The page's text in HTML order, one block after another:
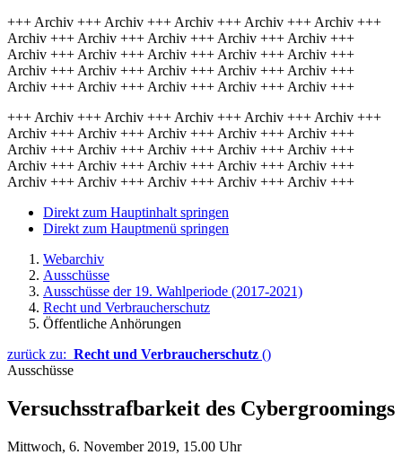
+++ Archiv +++ Archiv +++ Archiv +++ Archiv +++ Archiv +++
Archiv +++ Archiv +++ Archiv +++ Archiv +++ Archiv +++
Archiv +++ Archiv +++ Archiv +++ Archiv +++ Archiv +++
Archiv +++ Archiv +++ Archiv +++ Archiv +++ Archiv +++
Archiv +++ Archiv +++ Archiv +++ Archiv +++ Archiv +++
+++ Archiv +++ Archiv +++ Archiv +++ Archiv +++ Archiv +++
Archiv +++ Archiv +++ Archiv +++ Archiv +++ Archiv +++
Archiv +++ Archiv +++ Archiv +++ Archiv +++ Archiv +++
Archiv +++ Archiv +++ Archiv +++ Archiv +++ Archiv +++
Archiv +++ Archiv +++ Archiv +++ Archiv +++ Archiv +++
Direkt zum Hauptinhalt springen
Direkt zum Hauptmenü springen
Webarchiv
Ausschüsse
Ausschüsse der 19. Wahlperiode (2017-2021)
Recht und Verbraucherschutz
Öffentliche Anhörungen
zurück zu: Recht und Verbraucherschutz ()
Ausschüsse
Versuchsstrafbarkeit des Cybergroomings
Mittwoch, 6. November 2019, 15.00 Uhr